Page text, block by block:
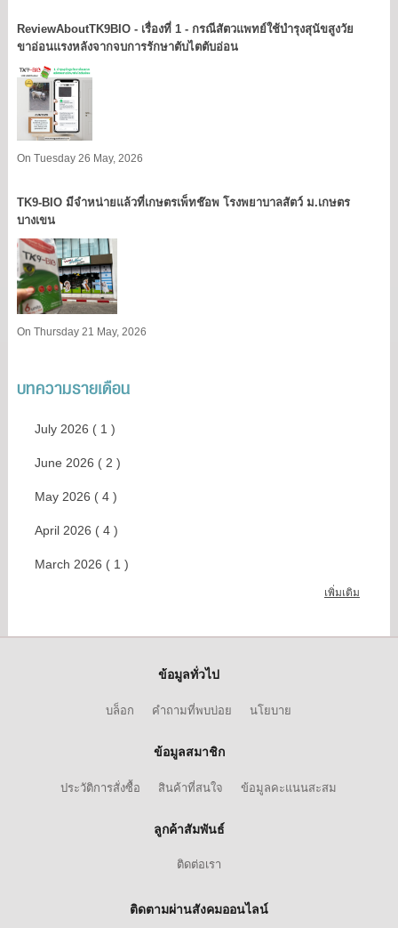
ReviewAboutTK9BIO - เรื่องที่ 1 - กรณีสัตวแพทย์ใช้บำรุงสุนัขสูงวัย
ขาอ่อนแรงหลังจากจบการรักษาตับไตตับอ่อน
On Tuesday 26 May, 2026
TK9​-BIO มีจำหน่ายแล้วที่เกษตรเพ็ทช๊อพ โรงพยาบาลสัตว์ ม.เกษตร
บางเขน​
On Thursday 21 May, 2026
บทความรายเดือน
July 2026 ( 1 )
June 2026 ( 2 )
May 2026 ( 4 )
April 2026 ( 4 )
March 2026 ( 1 )
เพิ่มเติม
ข้อมูลทั่วไป
บล็อก คำถามที่พบบ่อย นโยบาย
ข้อมูลสมาชิก
ประวัติการสั่งซื้อ สินค้าที่สนใจ ข้อมูลคะแนนสะสม
ลูกค้าสัมพันธ์
ติดต่อเรา
ติดตามผ่านสังคมออนไลน์